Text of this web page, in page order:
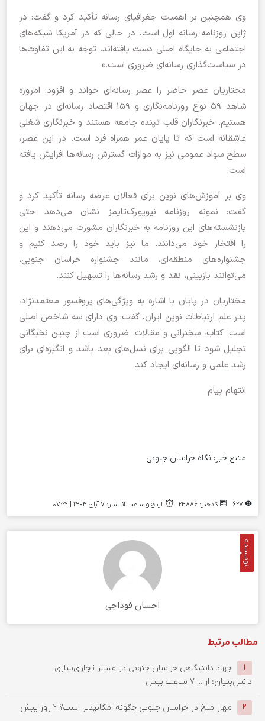
وی همچنین بر اهمیت جغرافیای رسانه تأکید کرد و گفت: در
ژاپن روزنامه رسانه اول است، در حالی که در آمریکا شبکه‌های
اجتماعی به جایگاه اصلی دست یافته‌اند. توجه به این تفاوت‌ها
در سیاست‌گذاری رسانه‌ای ضروری است.»
مختاریان عصر حاضر را عصر رسانه‌ای خواند و افزود: امروزه
شاهد ۵۹ نوع روزنامه‌نگاری و ۱۵۹ اقتصاد رسانه‌ای در جهان
هستیم. خبرنگاران قلب تپنده جامعه هستند و خبرنگاری شغلی
عاشقانه است که تا پایان عمر همراه فرد است. در این عصر،
سطح سواد عمومی نیز به موازات گسترش رسانه‌ها افزایش یافته
است.
وی بر آموزش‌های نوین برای فعالان عرصه رسانه تأکید کرد و
گفت: نمونه روزنامه نیویورک‌تایمز نشان می‌دهد حتی
بازنشسته‌های این روزنامه به خبرنگاران مشورت می‌دهند و این
را افتخار خود می‌دانند. ما نیز باید خود را رصد کنیم و
جشنواره‌های منطقه‌ای، مانند جشنواره خراسان جنوبی،
می‌توانند بازبینی، نقد و رشد رسانه‌ها را تسهیل کنند.
مختاریان در پایان با اشاره به ویژگی‌های پروفسور معتمدنژاد،
پدر علم ارتباطات نوین ایران، گفت: وی دارای سه شاخص اصلی
است: کتاب، سخنرانی و مقالات. ضروری است از چنین نخبگانی
تجلیل شود تا الگویی برای نسل‌های بعد باشد و انگیزه‌ای برای
رشد علمی و رسانه‌ای ایجاد کند.
انتهام پیام
منبع خبر: نگاه خراسان جنوبی
کدخبر: 24886 تاریخ و ساعت انتشار: ۷ آبان ۱۴۰۴ | 07:29
نویسنده
احسان فوداجی
مطالب مرتبط
1
جهاد دانشگاهی خراسان جنوبی در مسیر تجاری‌سازی
دانش‌بنیان؛ از ... 7 ساعت پیش
2 ‌مهار ملخ در خراسان جنوبی چگونه امکانپذیر است؟ 2 روز پیش